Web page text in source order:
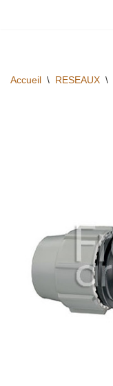
contenu
Accueil \ RESEAUX \